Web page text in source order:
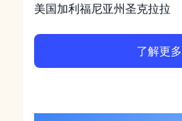
美国加利福尼亚州圣克拉拉
了解更多